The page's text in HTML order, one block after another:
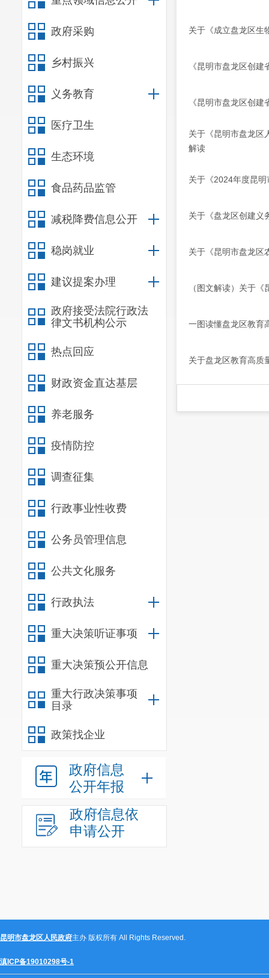
政府采购
乡村振兴
义务教育
医疗卫生
生态环境
食品药品监管
减税降费信息公开
稳岗就业
建议提案办理
政府接受法院行政法
律文书机构公示
热点回应
财政资金直达基层
养老服务
疫情防控
调查征集
行政事业性收费
公务员管理信息
公共文化服务
行政执法
重大决策听证事项
重大决策预公开信息
重大行政决策事项
目录
政策找企业
政府信息
公开年报
政府信息依
申请公开
关于《成立盘龙区生
《昆明市盘龙区创
《昆明市盘龙区创
关于《昆明市盘龙区
解读
关于《2024年度昆
关于《盘龙区创建义
关于《昆明市盘龙区
（图文解读）关于
一图读懂盘龙区教育
关于盘龙区教育高
昆明市盘龙区人民政府主办 版权所有 All Rights Reserved.
滇ICP备19010298号-1